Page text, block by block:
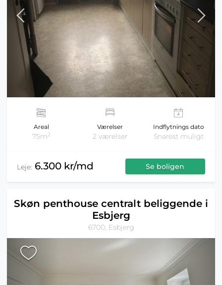
Areal
75m2
Værelser
2 værelser
Indflytnings dato
Snarest muligt
Leje: 6.300 kr/md Se boligen
Skøn penthouse centralt beliggende i
Esbjerg
6700, Esbjerg